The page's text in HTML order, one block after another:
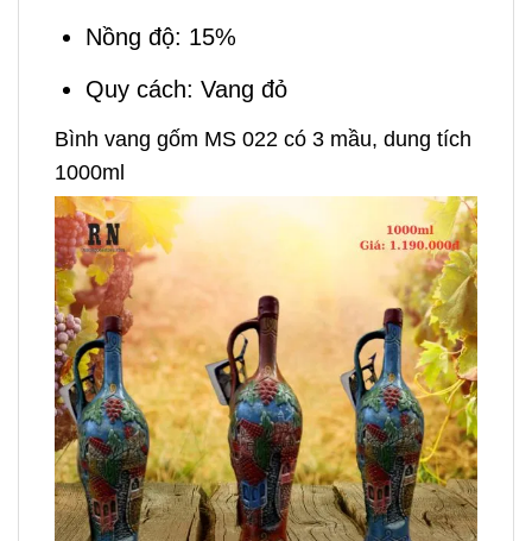
Nồng độ: 15%
Quy cách: Vang đỏ
Bình vang gốm MS 022 có 3 mầu, dung tích
1000ml